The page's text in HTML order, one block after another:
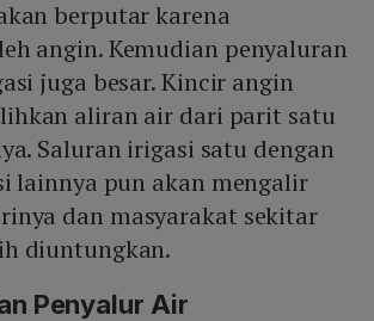
berputar karena
angin. Kemudian penyaluran
juga besar. Kincir angin
aliran air dari parit satu
Saluran irigasi satu dengan
lainnya pun akan mengalir
dan masyarakat sekitar
diuntungkan.
Penyalur Air